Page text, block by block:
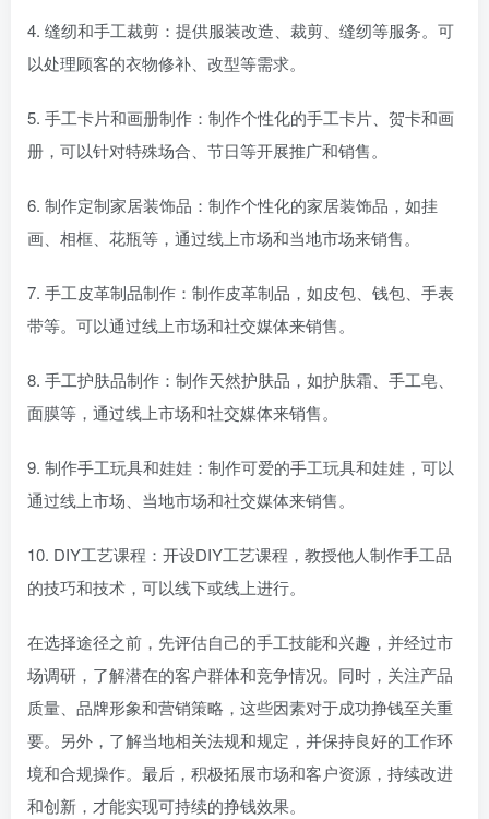
4. 缝纫和手工裁剪：提供服装改造、裁剪、缝纫等服务。可
以处理顾客的衣物修补、改型等需求。
5. 手工卡片和画册制作：制作个性化的手工卡片、贺卡和画
册，可以针对特殊场合、节日等开展推广和销售。
6. 制作定制家居装饰品：制作个性化的家居装饰品，如挂
画、相框、花瓶等，通过线上市场和当地市场来销售。
7. 手工皮革制品制作：制作皮革制品，如皮包、钱包、手表
带等。可以通过线上市场和社交媒体来销售。
8. 手工护肤品制作：制作天然护肤品，如护肤霜、手工皂、
面膜等，通过线上市场和社交媒体来销售。
9. 制作手工玩具和娃娃：制作可爱的手工玩具和娃娃，可以
通过线上市场、当地市场和社交媒体来销售。
10. DIY工艺课程：开设DIY工艺课程，教授他人制作手工品
的技巧和技术，可以线下或线上进行。
在选择途径之前，先评估自己的手工技能和兴趣，并经过市
场调研，了解潜在的客户群体和竞争情况。同时，关注产品
质量、品牌形象和营销策略，这些因素对于成功挣钱至关重
要。另外，了解当地相关法规和规定，并保持良好的工作环
境和合规操作。最后，积极拓展市场和客户资源，持续改进
和创新，才能实现可持续的挣钱效果。